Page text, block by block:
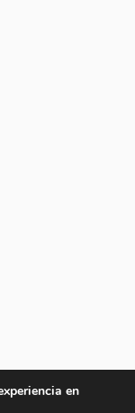
en